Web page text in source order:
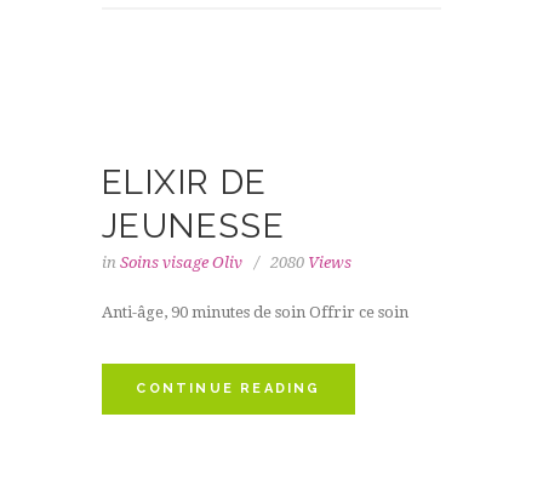
ELIXIR DE
JEUNESSE
in Soins visage Oliv 2080 Views
Anti-âge, 90 minutes de soin Offrir ce soin
CONTINUE READING